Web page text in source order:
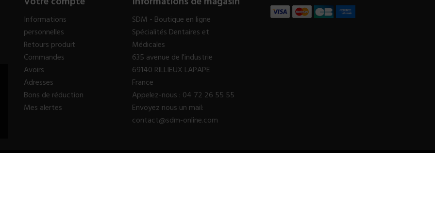
Informations
personnelles
Retours produit
Commandes
Avoirs
Adresses
Bons de réduction
Mes alertes
SDM - Boutique en ligne
Spécialités Dentaires et
Médicales
635 avenue de l'industrie
69140 RILLIEUX LAPAPE
France
Appelez-nous : 04 72 26 55 55
Envoyez nous un mail:
contact@sdm-online.com